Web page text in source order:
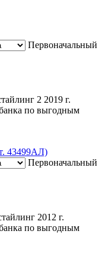
Первоначальный
43499АЛ)
Первоначальный